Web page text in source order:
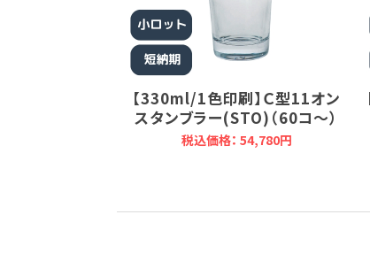
【330ml/1色印刷】Ｃ型11オン
スタンブラー(STO)（60コ～）
税込価格： 54,780円